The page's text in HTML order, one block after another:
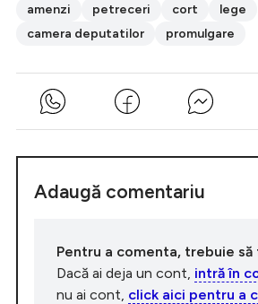
amenzi petreceri cort
lege
camera deputatilor
promulgare
Adaugă comentariu
Pentru a comenta, trebuie
Dacă ai deja un cont, intră în
nu ai cont, click aici pentru a